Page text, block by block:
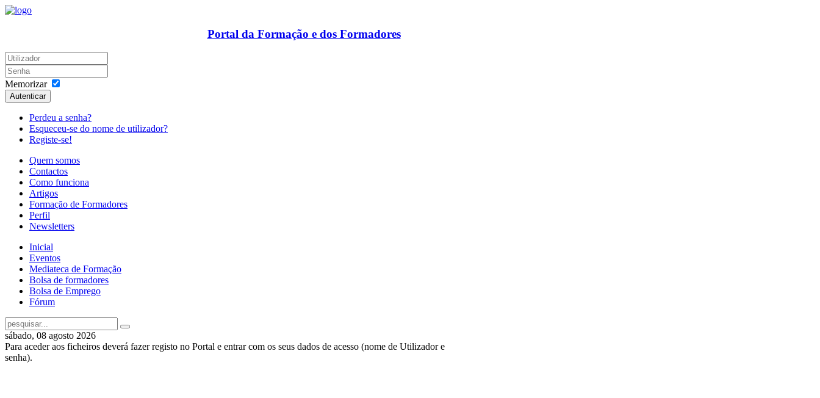
Portal da Formação e dos Formadores
Memorizar
Autenticar
Perdeu a senha?
Esqueceu-se do nome de utilizador?
Registe-se!
Quem somos
Contactos
Como funciona
Artigos
Formação de Formadores
Perfil
Newsletters
Inicial
Eventos
Mediateca de Formação
Bolsa de formadores
Bolsa de Emprego
Fórum
sábado, 08 agosto 2026
Para aceder aos ficheiros deverá fazer registo no Portal e entrar com os seus dados de acesso (nome de Utilizador e
senha).